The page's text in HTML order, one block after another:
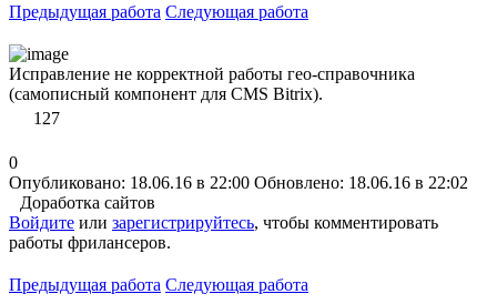
Предыдущая работа Следующая работа
Исправление не корректной работы гео-справочника
(самописный компонент для CMS Bitrix).
127
0
Опубликовано: 18.06.16 в 22:00 Обновлено: 18.06.16 в 22:02
Доработка сайтов
Войдите или зарегистрируйтесь, чтобы комментировать
работы фрилансеров.
Предыдущая работа Следующая работа